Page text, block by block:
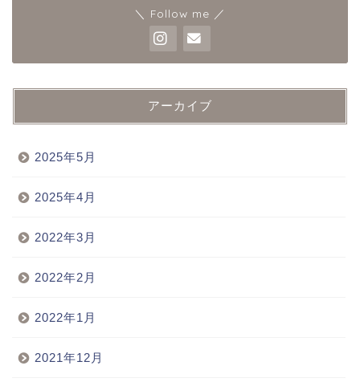
＼ Follow me ／
アーカイブ
2025年5月
2025年4月
2022年3月
2022年2月
2022年1月
2021年12月